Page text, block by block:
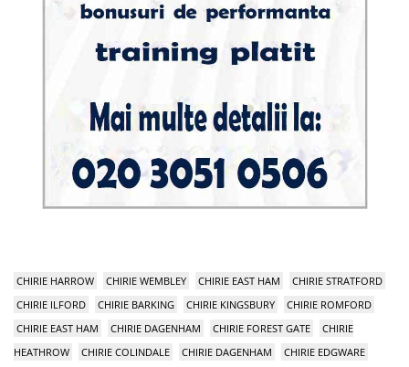
CHIRIE HARROW CHIRIE WEMBLEY CHIRIE EAST HAM
CHIRIE STRATFORD
CHIRIE ILFORD
CHIRIE BARKING CHIRIE KINGSBURY
CHIRIE ROMFORD
CHIRIE EAST HAM
CHIRIE DAGENHAM CHIRIE FOREST GATE
CHIRIE
HEATHROW
CHIRIE COLINDALE CHIRIE DAGENHAM
CHIRIE EDGWARE